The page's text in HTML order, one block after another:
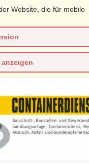
Website, die für mobile